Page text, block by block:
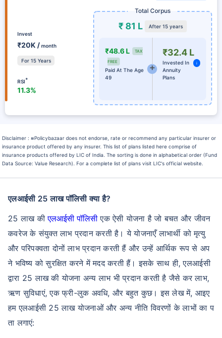
Invest
₹20K /month
For 15 Years
RSI*
11.3%
Total Corpus
₹ 81 L After 15 years
₹48.6 L TAX
FREE
Paid At The Age
49
₹32.4 L
Invested In
Annuity
Plans
i
Disclaimer :≈Policybazaar does not endorse, rate or recommend any particular insurer or
insurance product offered by any insurer. This list of plans listed here comprise of
insurance products offered by LIC of India. The sorting is done in alphabetical order (Fund
Data Source: Value Research). For a complete list of plans visit LIC's official website.
एलआईसी 25 लाख पॉलिसी क्या है?
25 लाख कीएलआईसी पॉलिसी एक ऐसी योजना है जो बचत और जीवन
कवरेज के संयुक्त लाभ प्रदान करती है। ये योजनाएँ लाभार्थी को मृत्यु
और परिपक्वता दोनों लाभ प्रदान करती हैं और उन्हें आर्थिक रूप से अप
ने भविष्य को सुरक्षित करने में मदद करती हैं। इसके साथ ही, एलआईसी
द्वारा 25 लाख की योजना अन्य लाभ भी प्रदान करती है जैसे कर लाभ,
ऋण सुविधाएं, एक फ्री-लुक अवधि, और बहुत कुछ। इस लेख में, आइए
हम एलआईसी 25 लाख योजनाओं और अन्य नीति विवरणों के लाभों का प
ता लगाएं: